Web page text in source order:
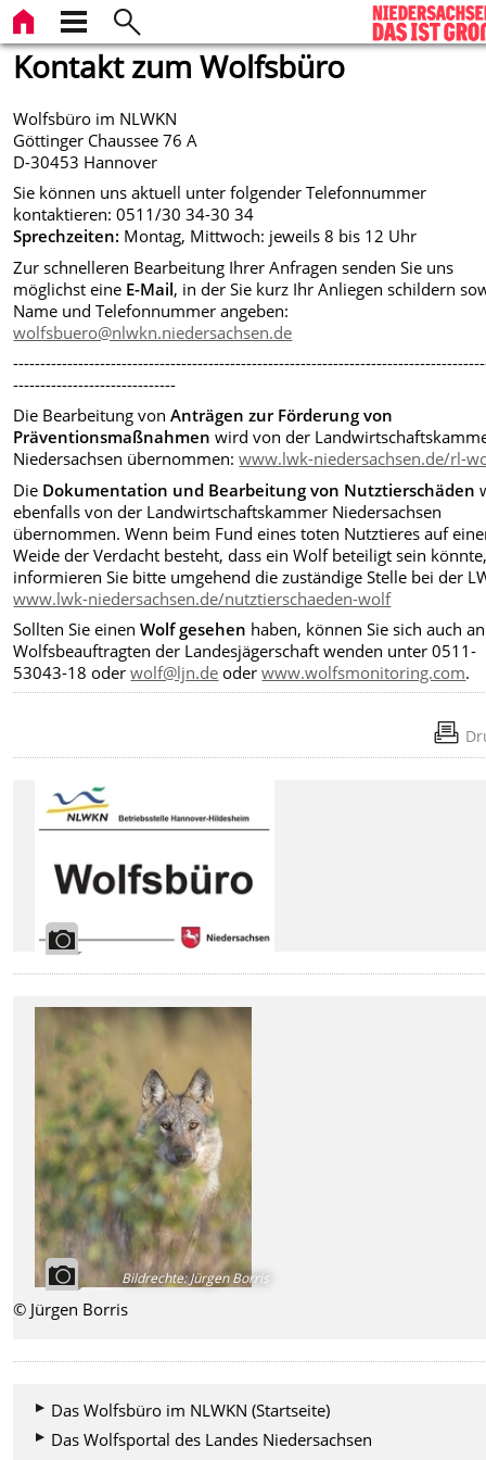
Kontakt zum Wolfsbüro
Wolfsbüro im NLWKN
Göttinger Chaussee 76 A
D-30453 Hannover
Sie können uns aktuell unter folgender Telefonnummer
kontaktieren: 0511/30 34-30 34
Sprechzeiten: Montag, Mittwoch: jeweils 8 bis 12 Uhr
Zur schnelleren Bearbeitung Ihrer Anfragen senden Sie uns
möglichst eine E-Mail, in der Sie kurz Ihr Anliegen schildern
Name und Telefonnummer angeben:
wolfsbuero@nlwkn.niedersachsen.de
------------------------------
Die Bearbeitung vonAnträgen zur Förderung von
Präventionsmaßnahmen wird von der
Niedersachsen übernommen:www.lwk-niedersachsen.de/rl-
Die Dokumentation und Bearbeitung von Nutztierschäden
ebenfalls von der Landwirtschaftskammer Niedersachsen
übernommen. Wenn beim Fund eines toten Nutztieres auf
Weide der Verdacht besteht, dass ein Wolf beteiligt sein
informieren Sie bitte umgehend die zuständige Stelle bei der
www.lwk-niedersachsen.de/nutztierschaeden-wolf
Sollten Sie einenWolf gesehen haben, können Sie sich auch
Wolfsbeauftragten der Landesjägerschaft wenden unter 0511-
53043-18 oderwolf@ljn.de oderwww.wolfsmonitoring.com.
Bildrechte:Jürgen Borris
© Jürgen Borris
Das Wolfsbüro im NLWKN (Startseite)
Das Wolfsportal des Landes Niedersachsen